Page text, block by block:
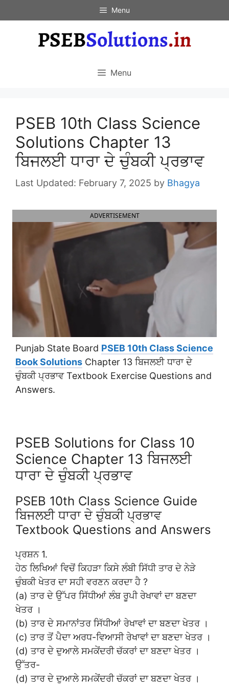
to
Menu
Menu
PSEB 10th Class Science
Solutions Chapter 13
ਬਿਜਲਈ ਧਾਰਾ ਦੇ ਚੁੰਬਕੀ ਪ੍ਰਭਾਵ
February 7, 2025 by Bhagya
ADVERTISEMENT
Punjab State Board PSEB 10th Class Science
Book Solutions Chapter 13 ਬਿਜਲਈ ਧਾਰਾ ਦੇ
ਚੁੰਬਕੀ ਪ੍ਰਭਾਵ Textbook Exercise Questions and
Answers.
PSEB Solutions for Class 10
Science Chapter 13 ਬਿਜਲਈ
ਧਾਰਾ ਦੇ ਚੁੰਬਕੀ ਪ੍ਰਭਾਵ
PSEB 10th Class Science Guide
ਬਿਜਲਈ ਧਾਰਾ ਦੇ ਚੁੰਬਕੀ ਪ੍ਰਭਾਵ
Textbook Questions and Answers
ਪ੍ਰਸ਼ਨ 1.
ਹੇਠ ਲਿਖਿਆਂ ਵਿਚੋਂ ਕਿਹੜਾ ਕਿਸੇ ਲੰਬੀ ਸਿੱਧੀ ਤਾਰ ਦੇ ਨੇੜੇ
ਚੁੰਬਕੀ ਖੇਤਰ ਦਾ ਸਹੀ ਵਰਣਨ ਕਰਦਾ ਹੈ ?
(a) ਤਾਰ ਦੇ ਉੱਪਰ ਸਿੱਧੀਆਂ ਲੰਬ ਰੂਪੀ ਰੇਖਾਵਾਂ ਦਾ ਬਣਦਾ
ਖੇਤਰ ।
(b) ਤਾਰ ਦੇ ਸਮਾਨਾਂਤਰ ਸਿੱਧੀਆਂ ਰੇਖਾਵਾਂ ਦਾ ਬਣਦਾ ਖੇਤਰ ।
(c) ਤਾਰ ਤੋਂ ਪੈਦਾ ਅਰਧ-ਵਿਆਸੀ ਰੇਖਾਵਾਂ ਦਾ ਬਣਦਾ ਖੇਤਰ ।
(d) ਤਾਰ ਦੇ ਦੁਆਲੇ ਸਮਕੇਂਦਰੀ ਚੱਕਰਾਂ ਦਾ ਬਣਦਾ ਖੇਤਰ ।
ਉੱਤਰ-
(d) ਤਾਰ ਦੇ ਦੁਆਲੇ ਸਮਕੇਂਦਰੀ ਚੱਕਰਾਂ ਦਾ ਬਣਦਾ ਖੇਤਰ ।